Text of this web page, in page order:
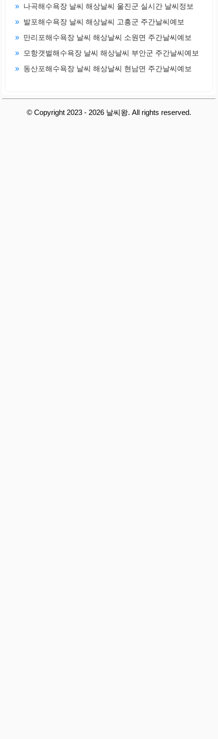
» 나곡해수욕장 날씨 해상날씨 울진군 실시간 날씨정보
» 발포해수욕장 날씨 해상날씨 고흥군 주간날씨예보
» 만리포해수욕장 날씨 해상날씨 소원면 주간날씨예보
»
모항갯벌해수욕장 날씨 해상날씨 부안군 주간날씨예보
» 동산포해수욕장 날씨 해상날씨 현남면 주간날씨예보
© Copyright 2023 - 2026 날씨왕. All rights reserved.